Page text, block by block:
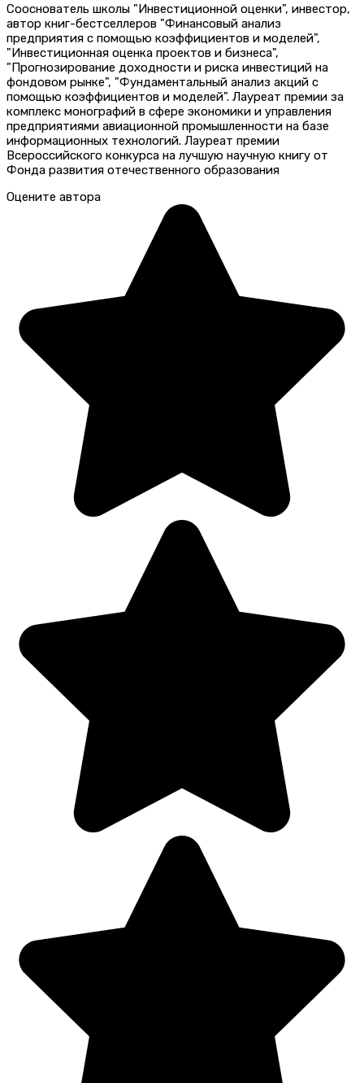
Сооснователь школы "Инвестиционной оценки", инвестор,
автор книг-бестселлеров "Финансовый анализ
предприятия с помощью коэффициентов и моделей",
"Инвестиционная оценка проектов и бизнеса",
"Прогнозирование доходности и риска инвестиций на
фондовом рынке", "Фундаментальный анализ акций с
помощью коэффициентов и моделей". Лауреат премии за
комплекс монографий в сфере экономики и управления
предприятиями авиационной промышленности на базе
информационных технологий. Лауреат премии
Всероссийского конкурса на лучшую научную книгу от
Фонда развития отечественного образования
Оцените автора